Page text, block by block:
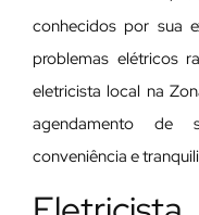
conhecidos por sua
problemas elétricos
eletricista local na
agendamento de
conveniência e